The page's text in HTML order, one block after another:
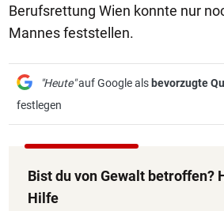
Berufsrettung Wien konnte nur
Mannes feststellen.
"Heute"auf Google als bevorzugte
festlegen
Bist du von Gewalt betroffen?
Hilfe